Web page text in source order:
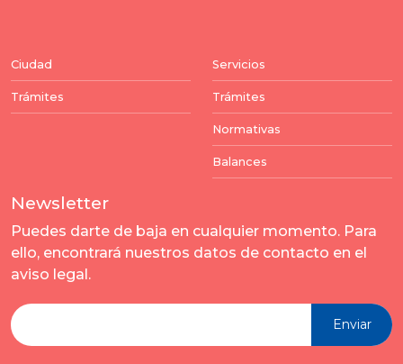
Ciudad
Trámites
Servicios
Trámites
Normativas
Balances
Newsletter
Puedes darte de baja en cualquier momento. Para
ello, encontrará nuestros datos de contacto en el
aviso legal.
Enviar